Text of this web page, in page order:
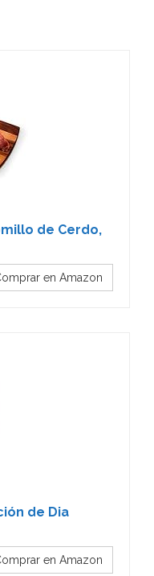
de Cerdo,
en Amazon
de Dia
en Amazon